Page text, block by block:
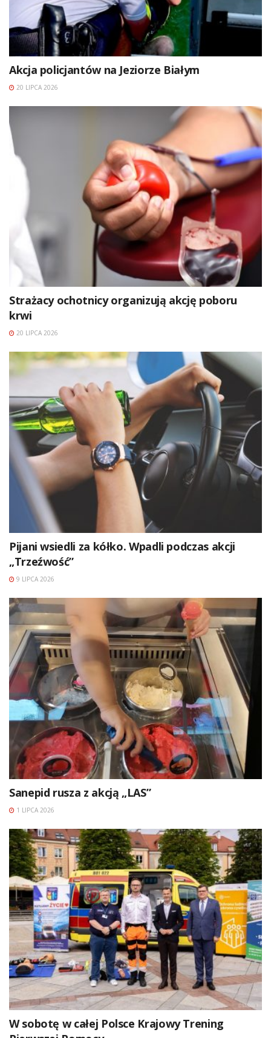
Akcja policjantów na Jeziorze Białym
20 LIPCA 2026
Strażacy ochotnicy organizują akcję poboru
krwi
20 LIPCA 2026
Pijani wsiedli za kółko. Wpadli podczas akcji
„Trzeźwość”
9 LIPCA 2026
Sanepid rusza z akcją „LAS”
1 LIPCA 2026
W sobotę w całej Polsce Krajowy Trening